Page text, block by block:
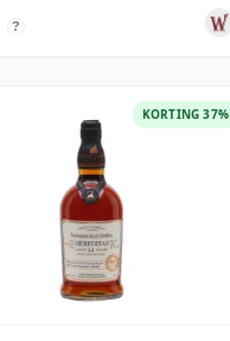
?
KORTING 37%